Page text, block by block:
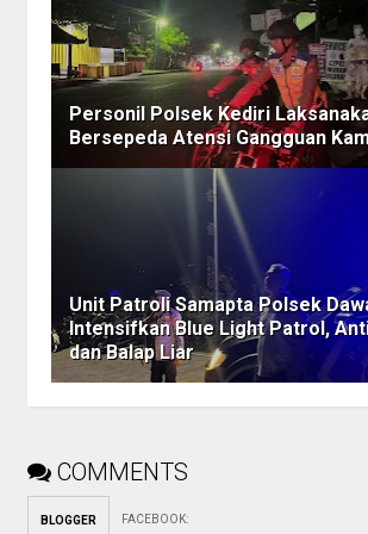
Personil Polsek Kediri
Bersepeda Atensi Gangguan
Unit Patroli Samapta Polsek
Intensifkan Blue Light Patrol,
dan Balap Liar
COMMENTS
BLOGGER FACEBOOK: